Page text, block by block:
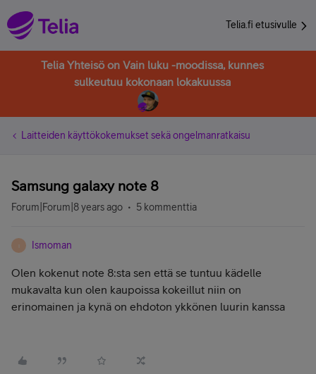
Telia.fi etusivulle
Telia Yhteisö on Vain luku -moodissa, kunnes
sulkeutuu kokonaan lokakuussa
Laitteiden käyttökokemukset sekä ongelmanratkaisu
Samsung galaxy note 8
Forum|Forum|8 years ago 5 kommenttia
Ismoman
Olen kokenut note 8:sta sen että se tuntuu kädelle
mukavalta kun olen kaupoissa kokeillut niin on
erinomainen ja kynä on ehdoton ykkönen luurin kanssa